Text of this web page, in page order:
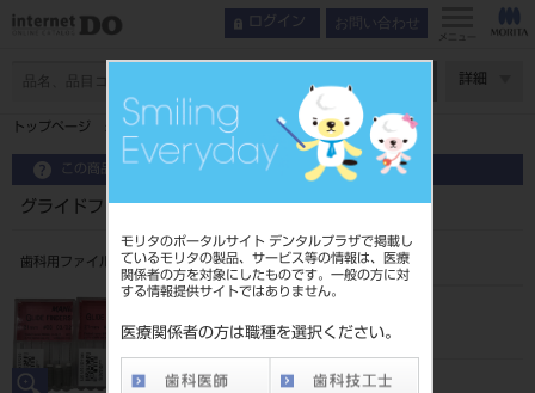
モリタのポータルサイト デンタルプラザで掲載し
ているモリタの製品、サービス等の情報は、医療
関係者の方を対象にしたものです。一般の方に対
する情報提供サイトではありません。
医療関係者の方は職種を選択ください。
ログイン お問い合わせ
メニュー
詳細
トップページ グライドファインダー 25mm 6入
この商品に関するお問い合わせ
グライドファインダー 25mm 6入
歯科用ファイル
202490381
標準価格